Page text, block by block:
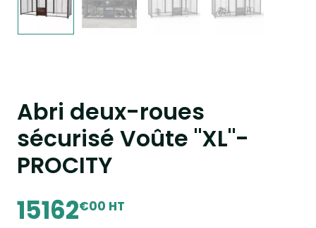
Abri deux-roues
sécurisé Voûte "XL"-
PROCITY
15162€00 HT